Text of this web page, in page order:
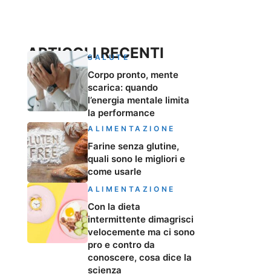
ARTICOLI RECENTI
SALUTE
Corpo pronto, mente
scarica: quando
l’energia mentale limita
la performance
ALIMENTAZIONE
Farine senza glutine,
quali sono le migliori e
come usarle
ALIMENTAZIONE
Con la dieta
intermittente dimagrisci
velocemente ma ci sono
pro e contro da
conoscere, cosa dice la
scienza